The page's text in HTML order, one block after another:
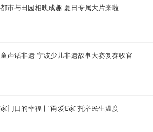
都市与田园相映成趣 夏日专属大片来啦
童声话非遗 宁波少儿非遗故事大赛复赛收官
家门口的幸福丨“甬爱E家”托举民生温度